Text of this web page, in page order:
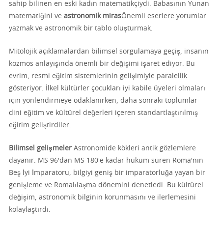
sahip bilinen en eski kadın matematikçiydi. Babasının Yunan
matematiğini ve astronomik mirasÖnemli eserlere yorumlar
yazmak ve astronomik bir tablo oluşturmak.
Mitolojik açıklamalardan bilimsel sorgulamaya geçiş, insanın
kozmos anlayışında önemli bir değişimi işaret ediyor. Bu
evrim, resmi eğitim sistemlerinin gelişimiyle paralellik
gösteriyor. İlkel kültürler çocukları iyi kabile üyeleri olmaları
için yönlendirmeye odaklanırken, daha sonraki toplumlar
dini eğitim ve kültürel değerleri içeren standartlaştırılmış
eğitim geliştirdiler.
Bilimsel gelişmeler Astronomide kökleri antik gözlemlere
dayanır. MS 96'dan MS 180'e kadar hüküm süren Roma'nın
Beş İyi İmparatoru, bilgiyi geniş bir imparatorluğa yayan bir
genişleme ve Romalılaşma dönemini denetledi. Bu kültürel
değişim, astronomik bilginin korunmasını ve ilerlemesini
kolaylaştırdı.